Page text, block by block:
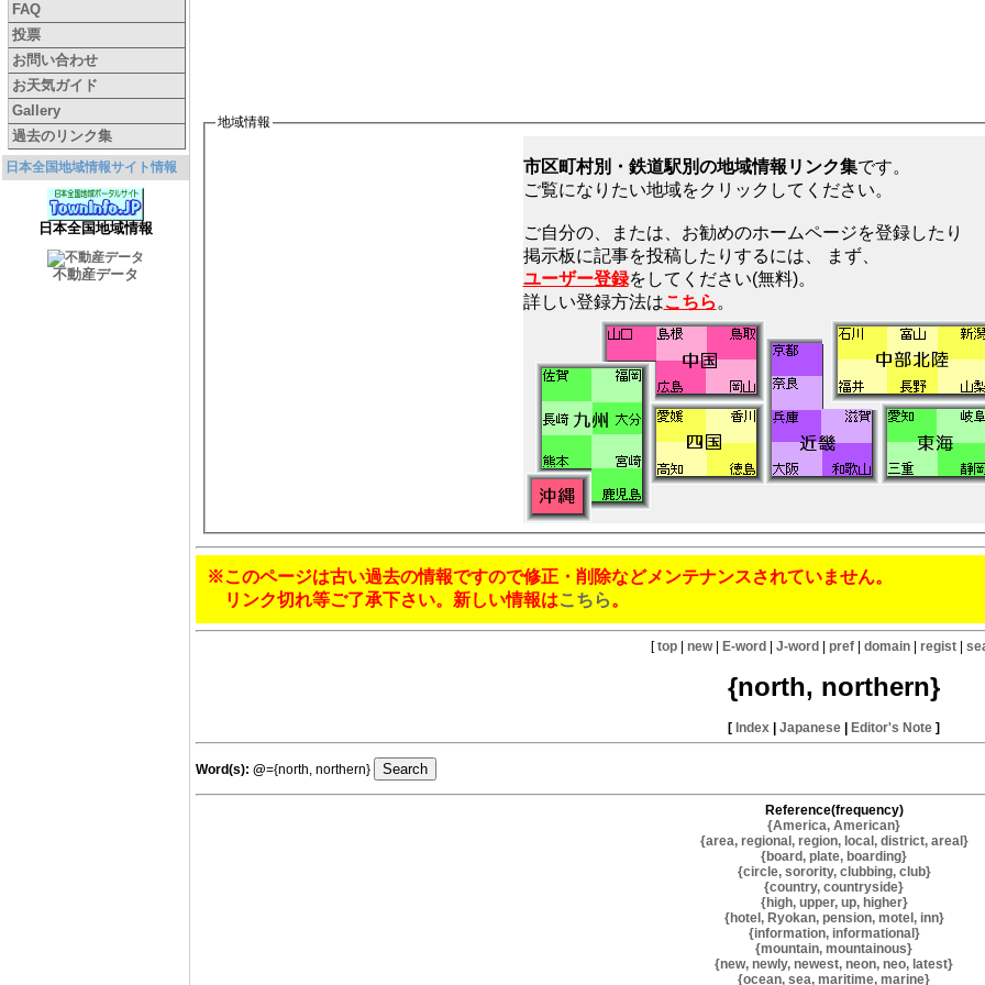
FAQ
投票
お問い合わせ
お天気ガイド
Gallery
過去のリンク集
日本全国地域情報サイト情報
日本全国地域情報
不動産データ
地域情報
市区町村別・鉄道駅別の地域情報リンク集です。
ご覧になりたい地域をクリックしてください。
ご自分の、または、お勧めのホームページを登録したり
掲示板に記事を投稿したりするには、 まず、
ユーザー登録をしてください(無料)。
詳しい登録方法はこちら 。
※このページは古い過去の情報ですので修正・削除などメンテナンスされていません。
リンク切れ等ご了承下さい。新しい情報はこちら。
[top | new| E-word | J-word | pref | domain | regist |
{north, northern}
[ Index | Japanese | Editor's Note ]
Word(s): @={north, northern}
Reference(frequency)
{America, American}
{area, regional, region, local, district, areal}
{board, plate, boarding}
{circle, sorority, clubbing, club}
{country, countryside}
{high, upper, up, higher}
{hotel, Ryokan, pension, motel, inn}
{information, informational}
{mountain, mountainous}
{new, newly, newest, neon, neo, latest}
{ocean, sea, maritime, marine}